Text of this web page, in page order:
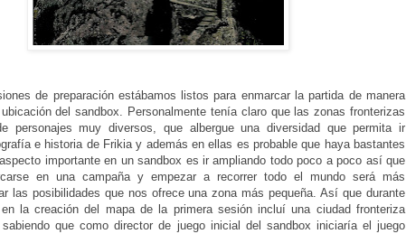
de preparación estábamos listos para enmarcar la partida de manera
del sandbox. Personalmente tenía claro que las zonas fronterizas
personajes muy diversos, que albergue una diversidad que permita ir
e historia de Frikia y además en ellas es probable que haya bastantes
importante en un sandbox es ir ampliando todo poco a poco así que
en una campaña y empezar a recorrer todo el mundo será más
las posibilidades que nos ofrece una zona más pequeña. Así que durante
la creación del mapa de la primera sesión incluí una ciudad fronteriza
sabiendo que como director de juego inicial del sandbox iniciaría el juego